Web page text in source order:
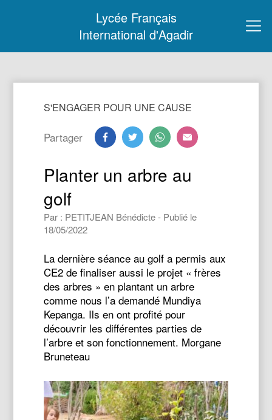
Lycée Français
International d'Agadir
S'ENGAGER POUR UNE CAUSE
Partager
Planter un arbre au
golf
Par : PETITJEAN Bénédicte - Publié le
18/05/2022
La dernière séance au golf a permis aux
CE2 de finaliser aussi le projet « frères
des arbres » en plantant un arbre
comme nous l’a demandé Mundiya
Kepanga. Ils en ont profité pour
découvrir les différentes parties de
l’arbre et son fonctionnement. Morgane
Bruneteau